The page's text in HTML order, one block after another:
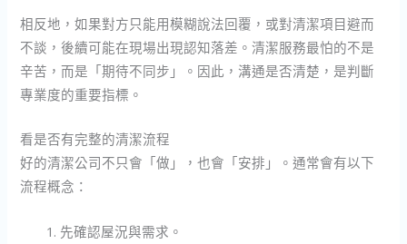
相反地，如果對方只能用模糊說法回覆，或對清潔項目避而
不談，後續可能在現場出現認知落差。清潔服務最怕的不是
辛苦，而是「期待不同步」。因此，溝通是否清楚，是判斷
專業度的重要指標。
看是否有完整的清潔流程
好的清潔公司不只會「做」，也會「安排」。通常會有以下
流程概念：
先確認屋況與需求。